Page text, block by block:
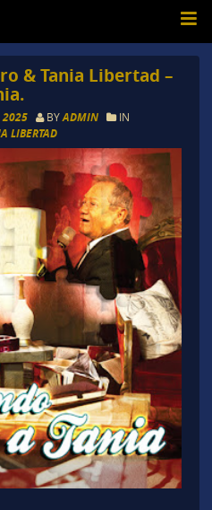
& Tania Libertad –
2025 BYADMIN IN
LIBERTAD